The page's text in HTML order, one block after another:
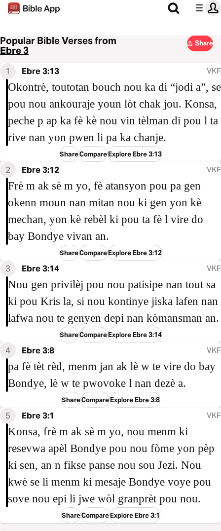
Popular Bible Verses from
Ebre 3
Share
1 Ebre 3:13 VKF
Okontrè, toutotan bouch nou ka di “jodi a”, se
pou nou ankouraje youn lòt chak jou. Konsa,
peche p ap ka fè kè nou vin tèlman di pou l ta
rive nan yon pwen li pa ka chanje.
ShareCompareExplore Ebre 3:13
2 Ebre 3:12 VKF
Frè m ak sè m yo, fè atansyon pou pa gen
okenn moun nan mitan nou ki gen yon kè
mechan, yon kè rebèl ki pou ta fè l vire do
bay Bondye vivan an.
ShareCompareExplore Ebre 3:12
3 Ebre 3:14 VKF
Nou gen privilèj pou nou patisipe nan tout sa
ki pou Kris la, si nou kontinye jiska lafen nan
lafwa nou te genyen depi nan kòmansman an.
ShareCompareExplore Ebre 3:14
4 Ebre 3:8 VKF
pa fè tèt rèd, menm jan ak lè w te vire do bay
Bondye, lè w te pwovoke l nan dezè a.
ShareCompareExplore Ebre 3:8
5 Ebre 3:1 VKF
Konsa, frè m ak sè m yo, nou menm ki
resevwa apèl Bondye pou nou fòme yon pèp
ki sen, an n fikse panse nou sou Jezi. Nou
kwè se li menm ki mesaje Bondye voye pou
sove nou epi li jwe wòl granprèt pou nou.
ShareCompareExplore Ebre 3:1